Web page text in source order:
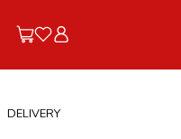
DELIVERY